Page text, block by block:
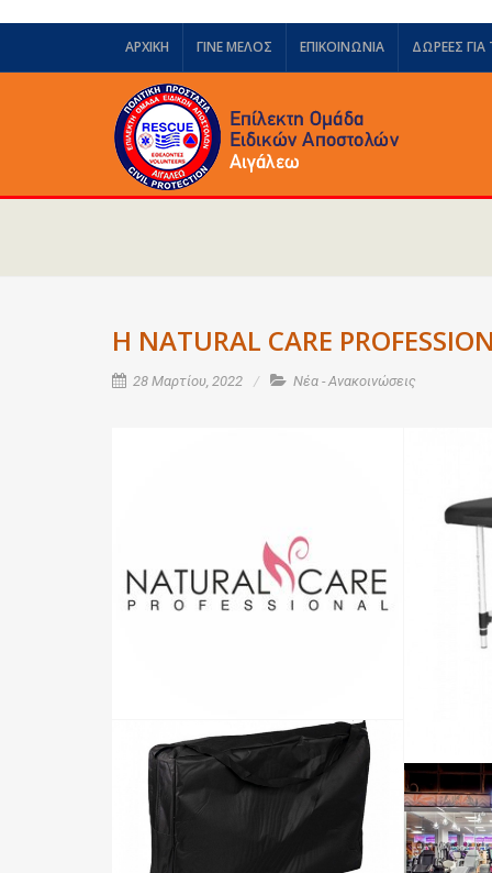
ΑΡΧΙΚΗ ΓΙΝΕ ΜΕΛΟΣ ΕΠΙΚΟΙΝΩΝΙΑ ΔΩΡΕΈΣ
Η NATURAL CARE
28 Μαρτίου, 2022 Νέα - Ανακοινώσεις